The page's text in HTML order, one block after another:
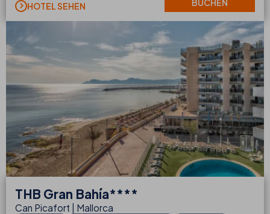
HOTEL SEHEN BUCHEN
THB Gran Bahía****
Can Picafort | Mallorca